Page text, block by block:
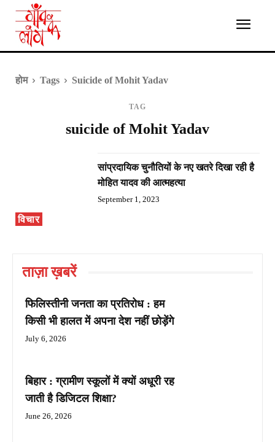
होम Tags Suicide of Mohit Yadav
TAG
suicide of Mohit Yadav
विचार
सांप्रदायिक चुनौतियों के नए खतरे दिखा रही है
मोहित यादव की आत्महत्या
September 1, 2023
ताज़ा ख़बरें
फिलिस्तीनी जनता का प्रतिरोध : हम
किसी भी हालत में अपना देश नहीं छोड़ेंगे
July 6, 2026
बिहार : ग्रामीण स्कूलों में क्यों अधूरी रह
जाती है डिजिटल शिक्षा?
June 26, 2026